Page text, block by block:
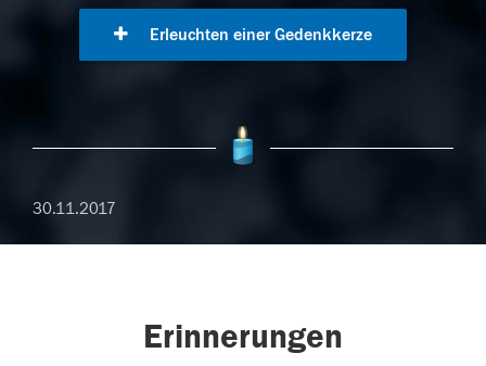
Erleuchten einer Gedenkkerze
30.11.2017
Erinnerungen